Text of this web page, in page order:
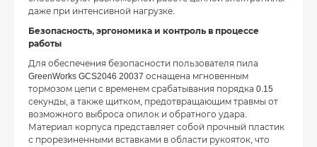
даже при интенсивной нагрузке.
Безопасность, эргономика и контроль в процессе
работы
Для обеспечения безопасности пользователя пила
GreenWorks GCS2046 20037 оснащена мгновенным
тормозом цепи с временем срабатывания порядка 0.15
секунды, а также щитком, предотвращающим травмы от
возможного выброса опилок и обратного удара.
Материал корпуса представляет собой прочный пластик
с прорезиненными вставками в области рукояток, что